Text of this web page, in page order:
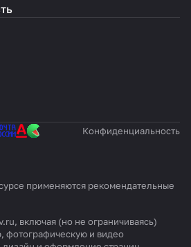
Конфиденциальность
применяются рекомендательные
включая (но не ограничиваясь)
фотографическую и видео